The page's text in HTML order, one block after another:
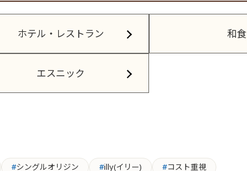
ホテル・レストラン 和食
エスニック
シングルオリジン illy(イリー) コスト重視